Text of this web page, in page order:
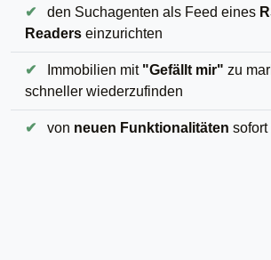
✔ den Suchagenten als Feed eines
Readers einzurichten
✔ Immobilien mit "Gefällt mir" zu
schneller wiederzufinden
✔ von neuen Funktionalitäten sofort